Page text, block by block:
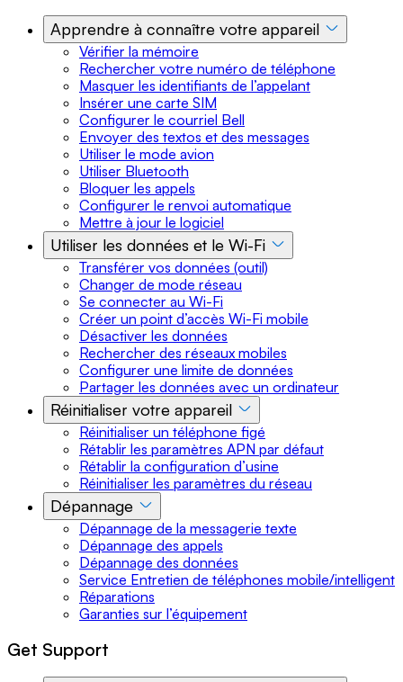
Apprendre à connaître votre appareil
Vérifier la mémoire
Rechercher votre numéro de téléphone
Masquer les identifiants de l’appelant
Insérer une carte SIM
Configurer le courriel Bell
Envoyer des textos et des messages
Utiliser le mode avion
Utiliser Bluetooth
Bloquer les appels
Configurer le renvoi automatique
Mettre à jour le logiciel
Utiliser les données et le Wi-Fi
Transférer vos données (outil)
Changer de mode réseau
Se connecter au Wi-Fi
Créer un point d’accès Wi-Fi mobile
Désactiver les données
Rechercher des réseaux mobiles
Configurer une limite de données
Partager les données avec un ordinateur
Réinitialiser votre appareil
Réinitialiser un téléphone figé
Rétablir les paramètres APN par défaut
Rétablir la configuration d’usine
Réinitialiser les paramètres du réseau
Dépannage
Dépannage de la messagerie texte
Dépannage des appels
Dépannage des données
Service Entretien de téléphones mobile/intelligent
Réparations
Garanties sur l’équipement
Get Support